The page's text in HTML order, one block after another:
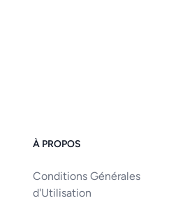
À PROPOS
Conditions Générales
d'Utilisation